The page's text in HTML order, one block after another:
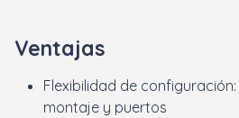
Ventajas
Flexibilidad de
montaje y puertos